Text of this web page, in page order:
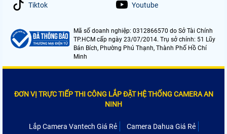
Tiktok Youtube
Mã số doanh nghiệp: 0312866570 do Sở Tài Chính
TP.HCM cấp ngày 23/07/2014. Trụ sở chính: 51 Lũy
Bán Bích, Phường Phú Thạnh, Thành Phố Hồ Chí
Minh
ĐƠN VỊ TRỰC TIẾP THI CÔNG LẮP ĐẶT HỆ THỐNG CAMERA AN
NINH
Lắp Camera Vantech Giá Rẻ
Camera Dahua Giá Rẻ